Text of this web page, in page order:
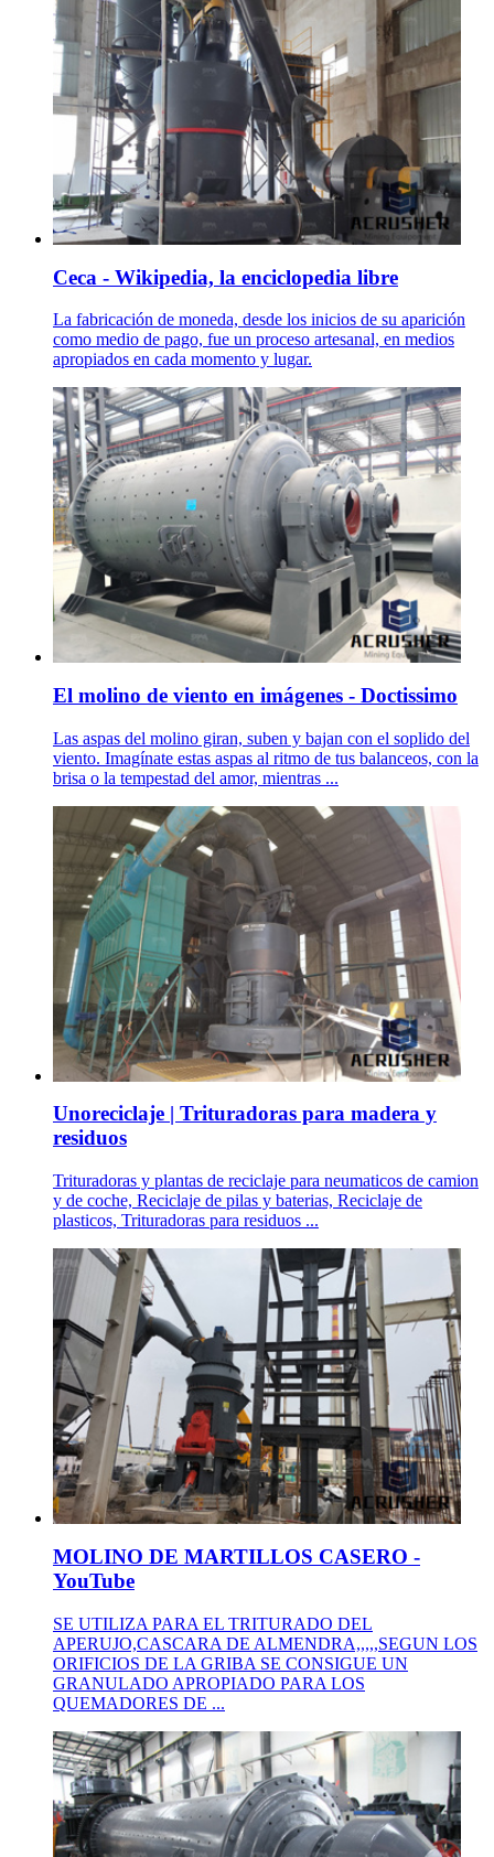
Ceca - Wikipedia, la enciclopedia libre
La fabricación de moneda, desde los inicios de su aparición
como medio de pago, fue un proceso artesanal, en medios
apropiados en cada momento y lugar.
El molino de viento en imágenes - Doctissimo
Las aspas del molino giran, suben y bajan con el soplido del
viento. Imagínate estas aspas al ritmo de tus balanceos, con la
brisa o la tempestad del amor, mientras ...
Unoreciclaje | Trituradoras para madera y
residuos
Trituradoras y plantas de reciclaje para neumaticos de camion
y de coche, Reciclaje de pilas y baterias, Reciclaje de
plasticos, Trituradoras para residuos ...
MOLINO DE MARTILLOS CASERO -
YouTube
SE UTILIZA PARA EL TRITURADO DEL
APERUJO,CASCARA DE ALMENDRA,,,,,SEGUN LOS
ORIFICIOS DE LA GRIBA SE CONSIGUE UN
GRANULADO APROPIADO PARA LOS
QUEMADORES DE ...